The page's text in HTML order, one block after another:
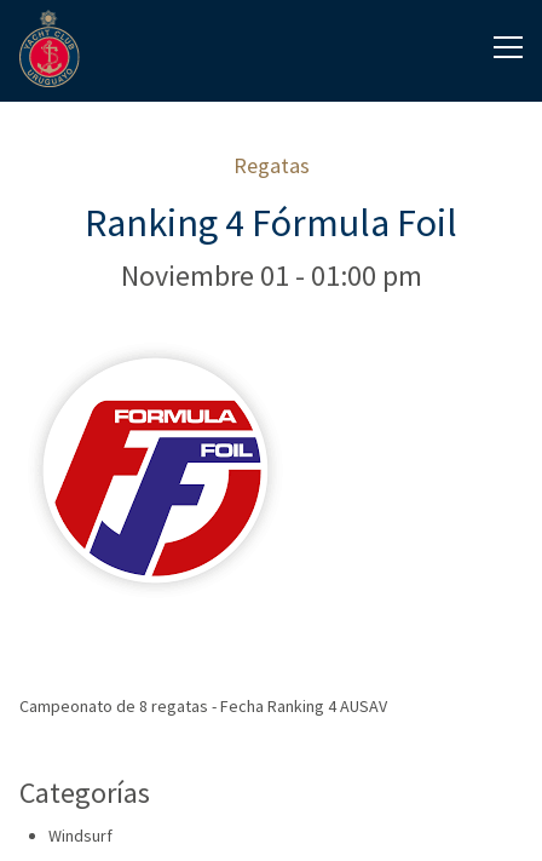
Regatas
Ranking 4 Fórmula Foil
Noviembre 01 - 01:00 pm
Campeonato de 8 regatas - Fecha Ranking 4 AUSAV
Categorías
Windsurf